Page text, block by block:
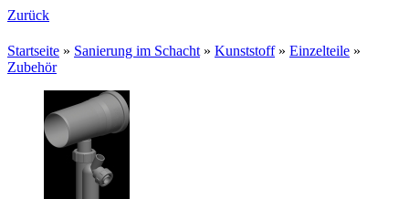
Zurück
Startseite » Sanierung im Schacht» Kunststoff» Einzelteile »
Zubehör